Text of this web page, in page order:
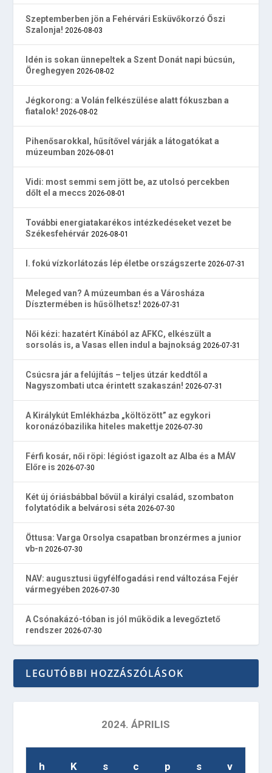
Szeptemberben jön a Fehérvári Esküvőkorzó Őszi
Szalonja! 2026-08-03
Idén is sokan ünnepeltek a Szent Donát napi búcsún,
Öreghegyen 2026-08-02
Jégkorong: a Volán felkészülése alatt fókuszban a
fiatalok! 2026-08-02
Pihenősarokkal, hűsítővel várják a látogatókat a
múzeumban 2026-08-01
Vidi: most semmi sem jött be, az utolsó percekben
dőlt el a meccs 2026-08-01
További energiatakarékos intézkedéseket vezet be
Székesfehérvár 2026-08-01
I. fokú vízkorlátozás lép életbe országszerte 2026-07-31
Meleged van? A múzeumban és a Városháza
Dísztermében is hűsölhetsz! 2026-07-31
Női kézi: hazatért Kínából az AFKC, elkészült a
sorsolás is, a Vasas ellen indul a bajnokság 2026-07-31
Csúcsra jár a felújítás – teljes útzár keddtől a
Nagyszombati utca érintett szakaszán! 2026-07-31
A Királykút Emlékházba „költözött” az egykori
koronázóbazilika hiteles makettje 2026-07-30
Férfi kosár, női röpi: légióst igazolt az Alba és a MÁV
Előre is 2026-07-30
Két új óriásbábbal bővül a királyi család, szombaton
folytatódik a belvárosi séta 2026-07-30
Öttusa: Varga Orsolya csapatban bronzérmes a junior
vb-n 2026-07-30
NAV: augusztusi ügyfélfogadási rend változása Fejér
vármegyében 2026-07-30
A Csónakázó-tóban is jól működik a levegőztető
rendszer 2026-07-30
LEGUTÓBBI HOZZÁSZÓLÁSOK
2024. ÁPRILIS
h K s c p s v